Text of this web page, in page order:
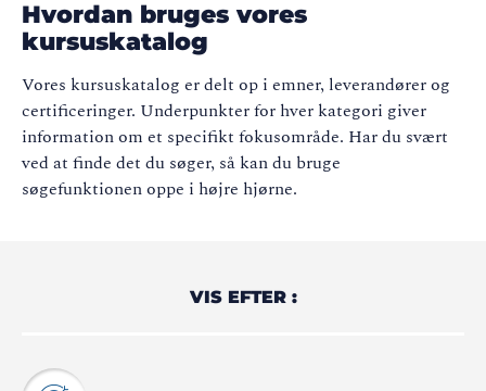
Hvordan bruges vores
kursuskatalog
Vores kursuskatalog er delt op i emner, leverandører og
certificeringer. Underpunkter for hver kategori giver
information om et specifikt fokusområde. Har du svært
ved at finde det du søger, så kan du bruge
søgefunktionen oppe i højre hjørne.
VIS EFTER :